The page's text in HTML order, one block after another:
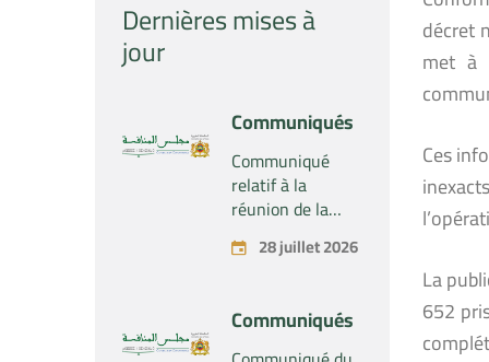
Dernières mises à
jour
Communiqués
Communiqué
relatif à la
réunion de la
Section du
Conseil de la
Tenue le mardi
28 juillet 2026
28 juillet 2026
Communiqués
décret
met à
Ces
La
652